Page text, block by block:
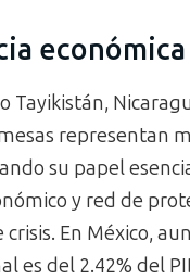
Tayikistán,
representan
su papel
y red de
En México,
es del 2.42% del